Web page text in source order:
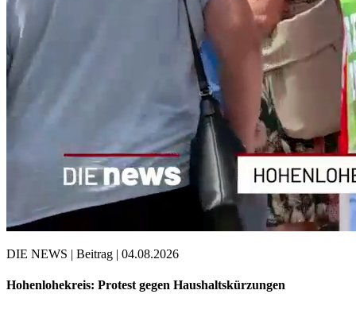
DIE NEWS | Beitrag | 04.08.2026
Hohenlohekreis: Protest gegen Haushaltskürzungen